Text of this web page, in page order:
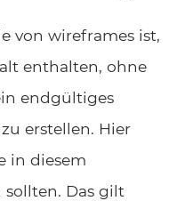
von wireframes ist,
enthalten, ohne
endgültiges
erstellen. Hier
in diesem
Das gilt